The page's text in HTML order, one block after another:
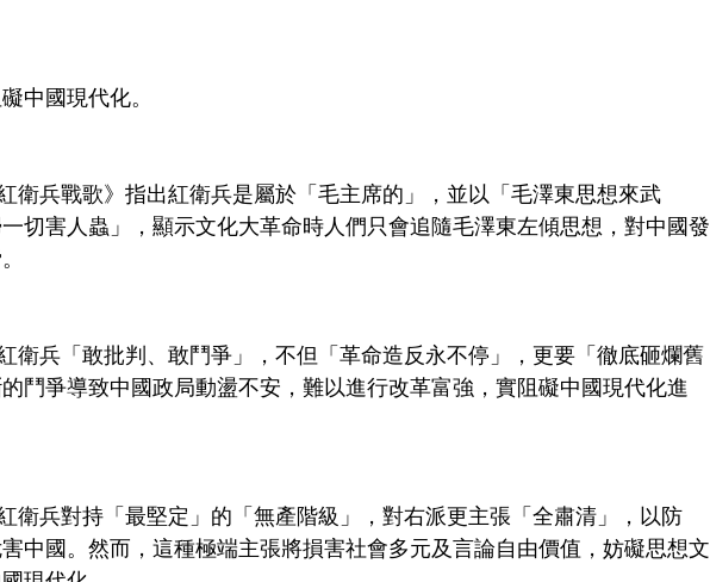
中國現代化。
衛兵戰歌》指出紅衛兵是屬於「毛主席的」，並以「毛澤東思想來武
切害人蟲」，顯示文化大革命時人們只會追隨毛澤東左傾思想，對中國發
衛兵「敢批判、敢鬥爭」，不但「革命造反永不停」，更要「徹底砸爛舊
鬥爭導致中國政局動盪不安，難以進行改革富強，實阻礙中國現代化進
衛兵對持「最堅定」的「無產階級」，對右派更主張「全肅清」，以防
害中國。然而，這種極端主張將損害社會多元及言論自由價值，妨礙思想文